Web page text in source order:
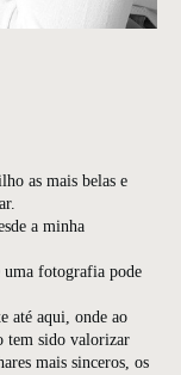
as mais belas e
a minha
uma fotografia pode
até aqui, onde ao
tem sido valorizar
mais sinceros, os